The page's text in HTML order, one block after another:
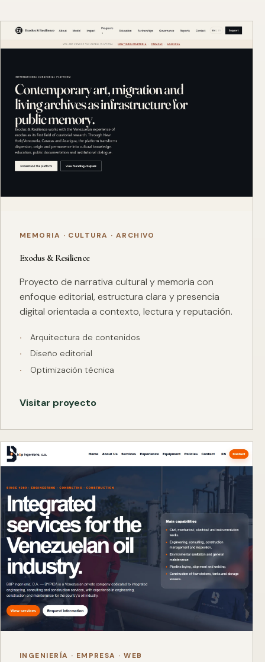
MEMORIA · CULTURA · ARCHIVO
Exodus & Resilience
Proyecto de narrativa cultural y memoria con
enfoque editorial, estructura clara y presencia
digital orientada a contexto, lectura y reputación.
Arquitectura de contenidos
Diseño editorial
Optimización técnica
Visitar proyecto
INGENIERÍA · EMPRESA · WEB